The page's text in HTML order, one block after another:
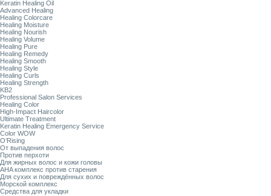
Keratin Healing Oil
Advanced Healing
Healing Colorcare
Healing Moisture
Healing Nourish
Healing Volume
Healing Pure
Healing Remedy
Healing Smooth
Healing Style
Healing Curls
Healing Strength
KB2
Professional Salon Services
Healing Color
High-Impact Haircolor
Ultimate Treatment
Keratin Healing Emergency Service
Color WOW
O’Rising
От выпадения волос
Против перхоти
Для жирных волос и кожи головы
AHA комплекс против старения
Для сухих и повреждённых волос
Морской комплекс
Средства для укладки